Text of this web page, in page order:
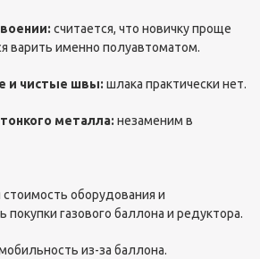
считается, что новичку проще
варить именно полуавтоматом.
и чистые швы: шлака практически нет.
металла: незаменим в
оборудования и
покупки газового баллона и редуктора.
из-за баллона.